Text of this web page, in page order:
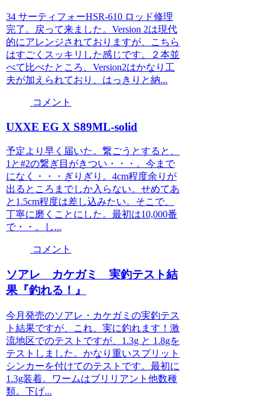
34 サーティフォーHSR-610 ロッド修理
完了。戻って来ました。Version 2は現代
的にアレンジされておりますが、こちら
はすごくスッキリした感じです。２本並
べて比べたところ、Version2はかなり工
夫が加えられており、はっきりと納...
コメント
UXXE EG X S89ML-solid
予定より早く届いた。繋ごうとすると、
1と#2の繋ぎ目がきつい・・・。今まで
になく・・・ぎりぎり。4cm程度余りが
出るところまでしか入らない。せめてあ
と1.5cm程度は差し込みたい。そこで、
丁寧に磨くことにした。最初は10,000番
で・・。し...
コメント
ソアレ カケガミ 実釣テスト結
果『釣れる！』
今月発売のソアレ・カケガミの実釣テス
ト結果ですが、これ、実に釣れます！激
流地区でのテストですが、1.3g と 1.8gを
テストしました。かなり重いスプリット
シンカーを付けてのテストです。最初に
1.3g装着。ワームはブリリアント他数種
類。下げ...